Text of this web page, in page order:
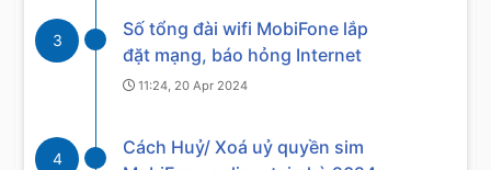
3
Số tổng đài wifi MobiFone lắp
đặt mạng, báo hỏng Internet
11:24, 20 Apr 2024
4
Cách Huỷ/ Xoá uỷ quyền sim